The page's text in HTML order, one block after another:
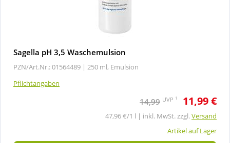
Sagella pH 3,5 Waschemulsion
PZN/Art.Nr.: 01564489 | 250 ml, Emulsion
Pflichtangaben
14,99 UVP 1 11,99 €
47,96 €/1 l | inkl. MwSt. zzgl.Versand
Artikel auf Lager